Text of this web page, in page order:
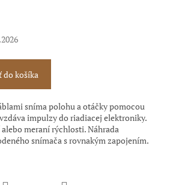
do košíka
sníma polohu a otáčky pomocou
impulzy do riadiacej elektroniky.
meraní rýchlosti. Náhrada
snímača s rovnakým zapojením.